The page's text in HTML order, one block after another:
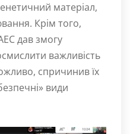
матеріал,
Крім того,
дав змогу
важливість
спричинив їх
види